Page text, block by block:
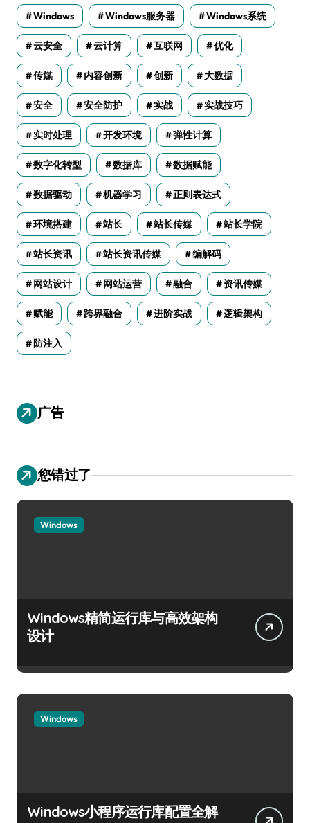
Windows Windows服务器 Windows系统
云安全 云计算 互联网 优化
传媒 内容创新 创新 大数据
安全 安全防护 实战 实战技巧
实时处理 开发环境 弹性计算
数字化转型 数据库 数据赋能
数据驱动 机器学习 正则表达式
环境搭建 站长 站长传媒 站长学院
站长资讯 站长资讯传媒 编解码
网站设计 网站运营 融合 资讯传媒
赋能 跨界融合 进阶实战 逻辑架构
防注入
广告
您错过了
Windows
Windows精简运行库与高效架构
设计
Windows
Windows小程序运行库配置全解